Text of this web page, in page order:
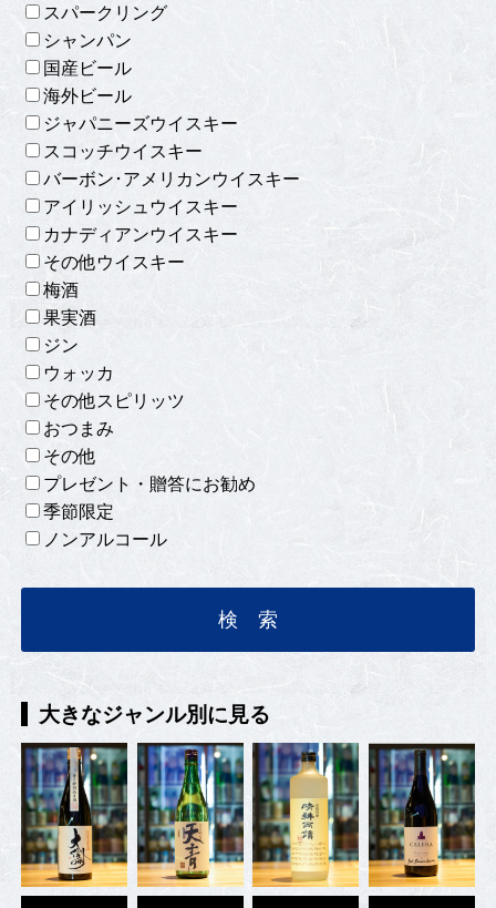
スパークリング
シャンパン
国産ビール
海外ビール
ジャパニーズウイスキー
スコッチウイスキー
バーボン･アメリカンウイスキー
アイリッシュウイスキー
カナディアンウイスキー
その他ウイスキー
梅酒
果実酒
ジン
ウォッカ
その他スピリッツ
おつまみ
その他
プレゼント・贈答にお勧め
季節限定
ノンアルコール
大きなジャンル別に見る